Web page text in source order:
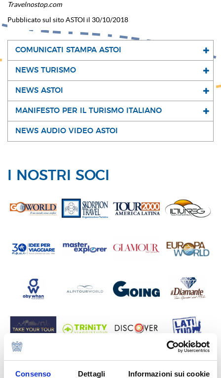
Consenso Dettagli Informazioni sui cookie
Travelnostop.com
Pubblicato sul sito ASTOI il 30/10/2018
COMUNICATI STAMPA ASTOI
NEWS TURISMO
NEWS ASTOI
MANIFESTO PER IL TURISMO ITALIANO
NEWS AUDIO VIDEO ASTOI
I NOSTRI SOCI